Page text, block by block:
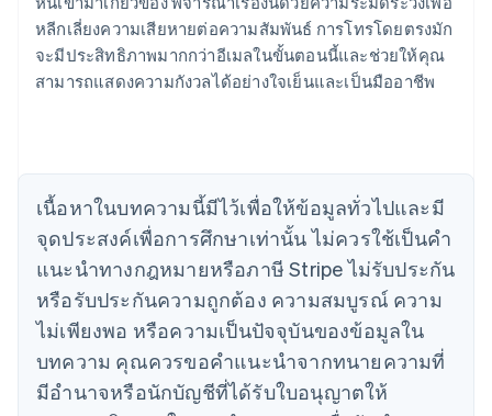
หลีกเลี่ยงความเสียหายต่อความสัมพันธ์ การโทรโดยตรงมัก
จะมีประสิทธิภาพมากกว่าอีเมลในขั้นตอนนี้และช่วยให้คุณ
สามารถแสดงความกังวลได้อย่างใจเย็นและเป็นมืออาชีพ
เนื้อหาในบทความนี้มีไว้เพื่อให้ข้อมูลทั่วไปและมี
จุดประสงค์เพื่อการศึกษาเท่านั้น ไม่ควรใช้เป็นคํา
แนะนําทางกฎหมายหรือภาษี Stripe ไม่รับประกัน
หรือรับประกันความถูกต้อง ความสมบูรณ์ ความ
ไม่เพียงพอ หรือความเป็นปัจจุบันของข้อมูลใน
บทความ คุณควรขอคําแนะนําจากทนายความที่
มีอํานาจหรือนักบัญชีที่ได้รับใบอนุญาตให้
English
เขตบริหารพิเศษฮ่องกง ประเทศจีน
English简体中文
แคนาดา
EnglishFrançais
ไซปรัส
ญี่ปุ่น
日本語English
เดนมาร์ก
English
ไทย
ไทยEnglish
English